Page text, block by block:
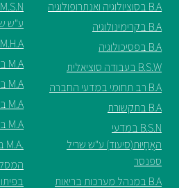
סטודנטים
בוגרים
סגל
שכר
לימוד
B.A בסוציולוגיה ואנתרופולוגיה
B.A בקרימינולוגיה
B.A בפסיכולוגיה
B.S.W בעבודה סוציאלית
B.A רב תחומי במדעי החברה
B.A בתקשורת
B.S.N במדעי
האֲחָיוּת(סיעוד) ע"ש שריל
ספנסר
B.A במנהל מערכות בריאות
ע"ש
M.H.A במנהל מערכות בריאות
M.A במנהל ומדיניות ציבורית
M.A בפסיכולוגיה חינוכית
M.A בגרונטולוגיה קהילתית
M.A בפסיכולוגיה רפואית
.M.A בקרימינולוגיה שיקומית*